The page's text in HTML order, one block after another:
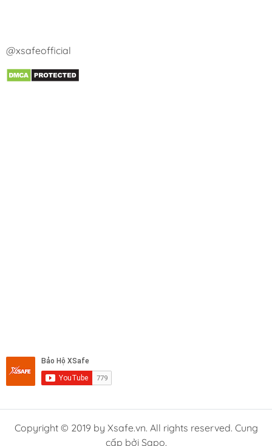
@xsafeofficial
Copyright © 2019 by Xsafe.vn. All rights reserved. Cung
cấp bởi Sapo.